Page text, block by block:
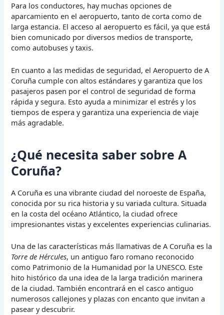
Para los conductores, hay muchas opciones de
aparcamiento en el aeropuerto, tanto de corta como de
larga estancia. El acceso al aeropuerto es fácil, ya que está
bien comunicado por diversos medios de transporte,
como autobuses y taxis.
En cuanto a las medidas de seguridad, el Aeropuerto de A
Coruña cumple con altos estándares y garantiza que los
pasajeros pasen por el control de seguridad de forma
rápida y segura. Esto ayuda a minimizar el estrés y los
tiempos de espera y garantiza una experiencia de viaje
más agradable.
¿Qué necesita saber sobre A
Coruña?
A Coruña es una vibrante ciudad del noroeste de España,
conocida por su rica historia y su variada cultura. Situada
en la costa del océano Atlántico, la ciudad ofrece
impresionantes vistas y excelentes experiencias culinarias.
Una de las características más llamativas de A Coruña es la
Torre de Hércules, un antiguo faro romano reconocido
como Patrimonio de la Humanidad por la UNESCO. Este
hito histórico da una idea de la larga tradición marinera
de la ciudad. También encontrará en el casco antiguo
numerosos callejones y plazas con encanto que invitan a
pasear y descubrir.